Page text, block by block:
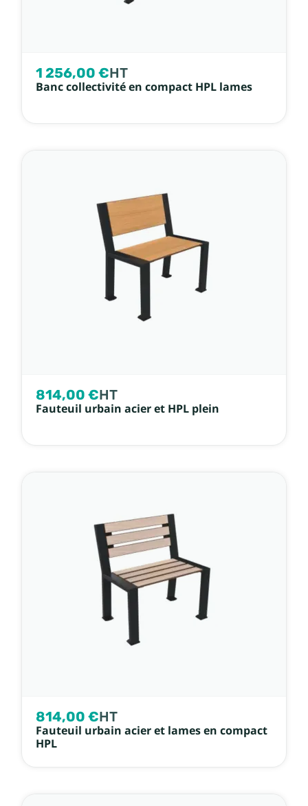
1 256,00 €HT
Banc collectivité en compact HPL lames
814,00 €HT
Fauteuil urbain acier et HPL plein
814,00 €HT
Fauteuil urbain acier et lames en compact
HPL